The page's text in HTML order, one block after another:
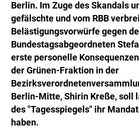
Berlin. Im Zuge des Skandals
gefälschte und vom RBB
Belästigungsvorwürfe gegen
Bundestagsabgeordneten
erste personelle
der Grünen-Fraktion in der
Berlin-Mitte, Shirin Kreße, soll
des "Tagesspiegels" ihr
haben.